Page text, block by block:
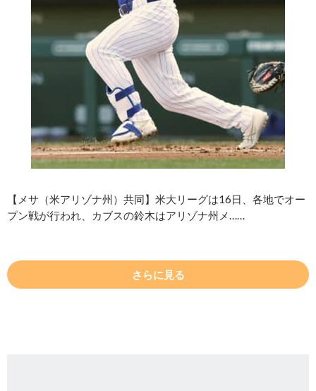
【メサ（米アリゾナ州）共同】米大リーグは16日、各地でオー
プン戦が行われ、カブスの鈴木はアリゾナ州メ……
さらに見る